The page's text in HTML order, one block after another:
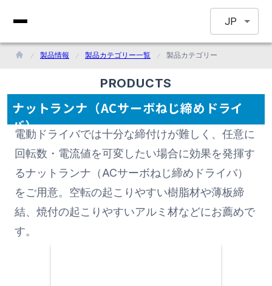
JP
製品情報 製品カテゴリー一覧 製品カテゴリー
PRODUCTS
ナットランナ（ACサーボねじ締めドライ
バ）
電動ドライバでは十分な締付けが難しく、任意に
回転数・電流値を可変したい場合に効果を発揮す
るナットランナ（ACサーボねじ締めドライバ）
をご用意。空転の起こりやすい樹脂材や薄板締
結、焼付の起こりやすいアルミ材などにお薦めで
す。